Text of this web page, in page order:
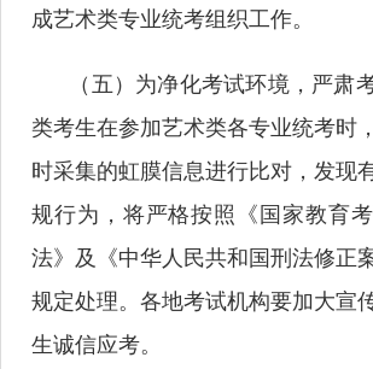
成艺术类专业统考组织工作。
（五）为净化考试环境，严肃
类考生在参加艺术类各专业统考时
时采集的虹膜信息进行比对，发现
规行为，将严格按照《国家教育
法》及《中华人民共和国刑法修正
规定处理。各地考试机构要加大宣
生诚信应考。